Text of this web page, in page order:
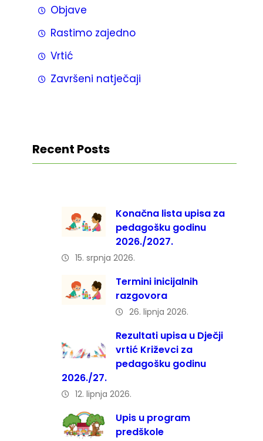
Objave
Rastimo zajedno
Vrtić
Završeni natječaji
Recent Posts
Konačna lista upisa za
pedagošku godinu
2026./2027.
15. srpnja 2026.
Termini inicijalnih
razgovora
26. lipnja 2026.
Rezultati upisa u Dječji
vrtić Križevci za
pedagošku godinu
2026./27.
12. lipnja 2026.
Upis u program
predškole